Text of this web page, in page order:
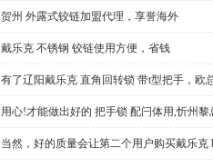
贺州 外露式铰链加盟代理，享誉海外
戴乐克 不锈钢 铰链使用方便，省钱
有了辽阳戴乐克 直角回转锁 带t型把手，欧
用心!才能做出好的 把手锁 配闩体用,忻州黎
当然，好的质量会让第二个用户购买戴乐克